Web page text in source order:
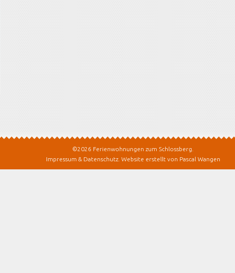
©2026 Ferienwohnungen zum Schlossberg.
Impressum & Datenschutz. Website erstellt von Pascal Wangen